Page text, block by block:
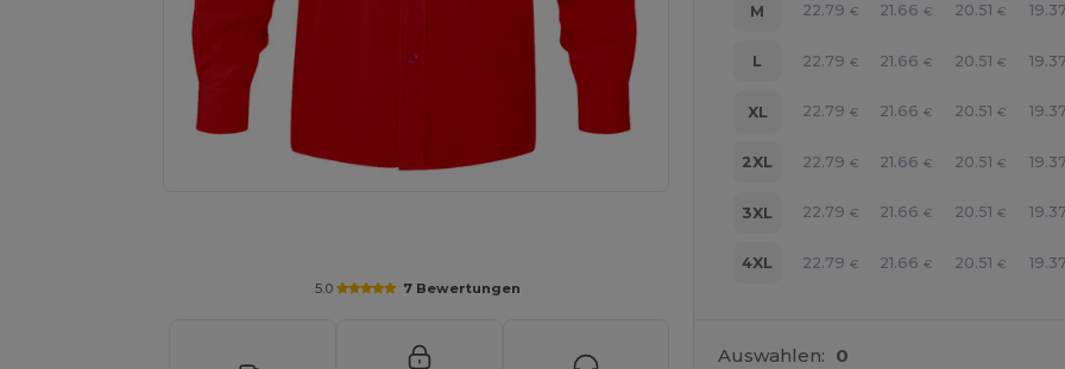
5.0 7 Bewertungen
M 22.79 € 21.66 € 20.51 €
L 22.79 € 21.66 € 20.51 €
XL 22.79 € 21.66 € 20.51 €
2XL 22.79 € 21.66 € 20.51 €
3XL 22.79 € 21.66 € 20.51 €
4XL 22.79 € 21.66 € 20.51 €
Auswahlen: 0